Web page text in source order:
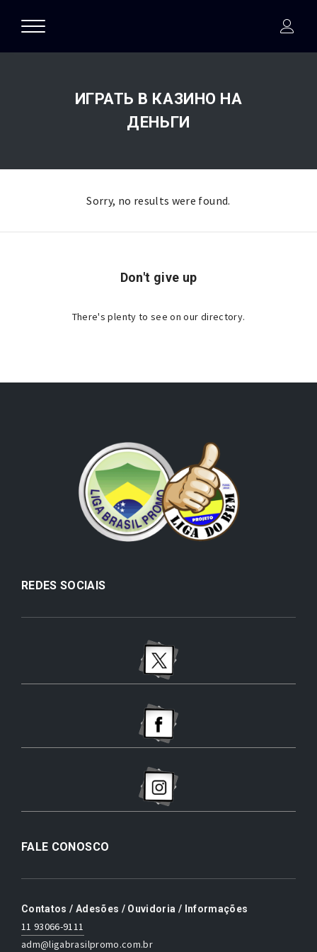
ИГРАТЬ В КАЗИНО НА
ДЕНЬГИ
Sorry, no results were found.
Don't give up
There's plenty to see on our directory.
REDES SOCIAIS
FALE CONOSCO
Contatos / Adesões / Ouvidoria / Informações
11 93066-9111
adm@ligabrasilpromo.com.br